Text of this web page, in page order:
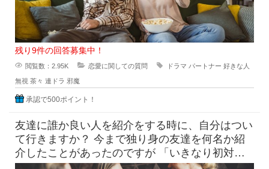
残り9件の回答募集中！
閲覧数：2.95K 恋愛に関しての質問 ドラマ パートナー 好きな人
無視 茶々 連ドラ 邪魔
承認で500ポイント！
友達に誰か良い人を紹介をする時に、自分はつい
て行きますか？ 今まで独り身の友達を何名か紹
介したことがあったのですが 「いきなり初対面
同士2人で会うの緊張